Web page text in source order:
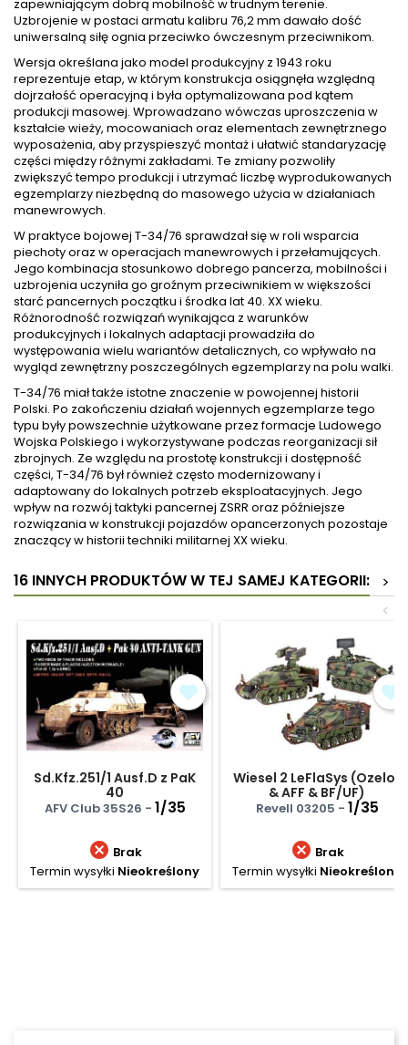
zapewniającym dobrą mobilność w trudnym terenie.
Uzbrojenie w postaci armatu kalibru 76,2 mm dawało dość
uniwersalną siłę ognia przeciwko ówczesnym przeciwnikom.
Wersja określana jako model produkcyjny z 1943 roku
reprezentuje etap, w którym konstrukcja osiągnęła względną
dojrzałość operacyjną i była optymalizowana pod kątem
produkcji masowej. Wprowadzano wówczas uproszczenia w
kształcie wieży, mocowaniach oraz elementach zewnętrznego
wyposażenia, aby przyspieszyć montaż i ułatwić standaryzację
części między różnymi zakładami. Te zmiany pozwoliły
zwiększyć tempo produkcji i utrzymać liczbę wyprodukowanych
egzemplarzy niezbędną do masowego użycia w działaniach
manewrowych.
W praktyce bojowej T-34/76 sprawdzał się w roli wsparcia
piechoty oraz w operacjach manewrowych i przełamujących.
Jego kombinacja stosunkowo dobrego pancerza, mobilności i
uzbrojenia uczyniła go groźnym przeciwnikiem w większości
starć pancernych początku i środka lat 40. XX wieku.
Różnorodność rozwiązań wynikająca z warunków
produkcyjnych i lokalnych adaptacji prowadziła do
występowania wielu wariantów detalicznych, co wpływało na
wygląd zewnętrzny poszczególnych egzemplarzy na polu walki.
T-34/76 miał także istotne znaczenie w powojennej historii
Polski. Po zakończeniu działań wojennych egzemplarze tego
typu były powszechnie użytkowane przez formacje Ludowego
Wojska Polskiego i wykorzystywane podczas reorganizacji sił
zbrojnych. Ze względu na prostotę konstrukcji i dostępność
części, T-34/76 był również często modernizowany i
adaptowany do lokalnych potrzeb eksploatacyjnych. Jego
wpływ na rozwój taktyki pancernej ZSRR oraz późniejsze
rozwiązania w konstrukcji pojazdów opancerzonych pozostaje
znaczący w historii techniki militarnej XX wieku.
16 INNYCH PRODUKTÓW W TEJ SAMEJ KATEGORII:
>
<
Sd.Kfz.251/1 Ausf.D z PaK
40
AFV Club 35S26 - 1/35
 Brak
Termin wysyłki Nieokreślony
Wiesel 2 LeFlaSys (Ozelot
& AFF & BF/UF)
Revell 03205 - 1/35
 Brak
Termin wysyłki Nieokreślony